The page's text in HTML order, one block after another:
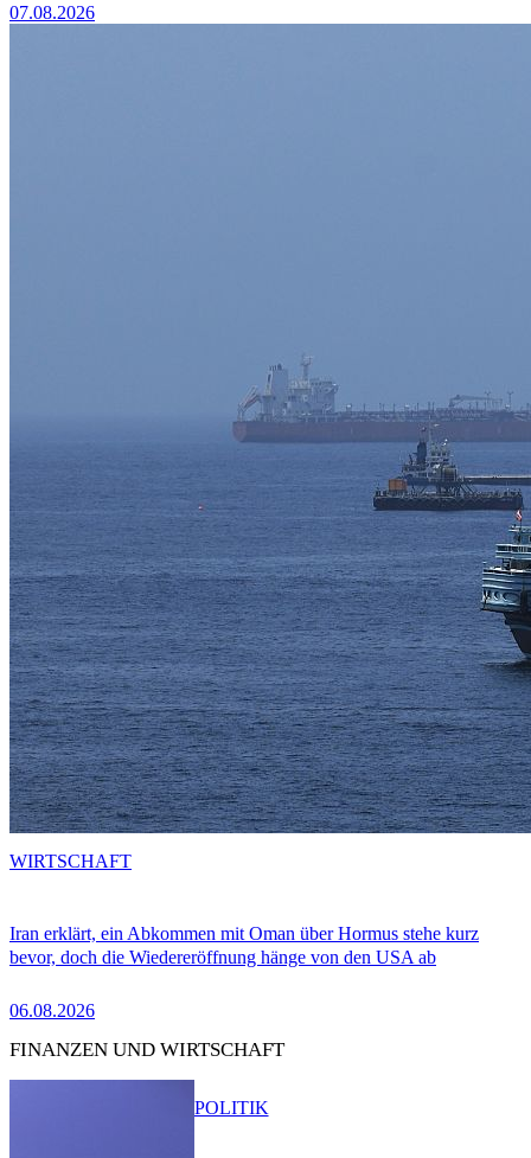
07.08.2026
Iran erklärt, ein Abkommen mit Oman über Hormus stehe kurz
bevor, doch die Wiedereröffnung hänge von den USA ab
06.08.2026
WIRTSCHAFT
FINANZEN UND WIRTSCHAFT
POLITIK